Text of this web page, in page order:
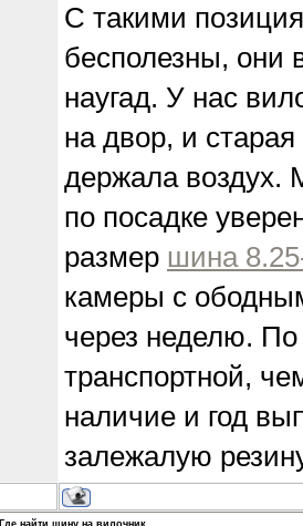
С такими
бесполезны, они
наугад. У нас
на двор, и
держала воздух.
по посадке
размер шина
камеры с
через неделю.
транспортной,
наличие и год
залежалую
Где найти шину на вилочник